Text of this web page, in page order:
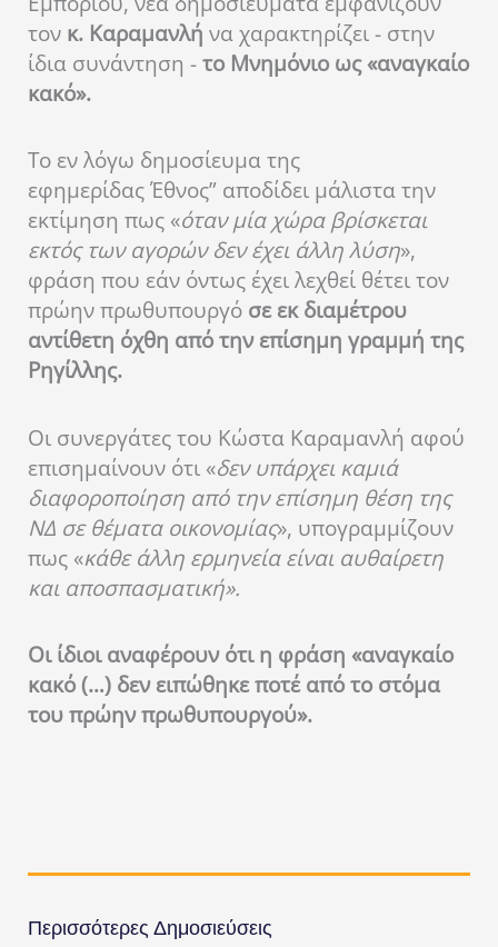
τον κ. Καραμανλή να χαρακτηρίζει - στην
ίδια συνάντηση -το Μνημόνιο ως «αναγκαίο
κακό».
Το εν λόγω δημοσίευμα της
εφημερίδας Έθνος” αποδίδει μάλιστα την
εκτίμηση πως «όταν μία χώρα βρίσκεται
εκτός των αγορών δεν έχει άλλη λύση»,
φράση που εάν όντως έχει λεχθεί θέτει τον
πρώην πρωθυπουργό σε εκ διαμέτρου
αντίθετη όχθη από την επίσημη γραμμή της
Ρηγίλλης.
Οι συνεργάτες του Κώστα Καραμανλή αφού
επισημαίνουν ότι «δεν υπάρχει καμιά
διαφοροποίηση από την επίσημη θέση της
ΝΔ σε θέματα οικονομίας», υπογραμμίζουν
πως «κάθε άλλη ερμηνεία είναι αυθαίρετη
και αποσπασματική».
Οι ίδιοι αναφέρουν ότι η φράση «αναγκαίο
κακό (…) δεν ειπώθηκε ποτέ από το στόμα
του πρώην πρωθυπουργού».
Περισσότερες Δημοσιεύσεις